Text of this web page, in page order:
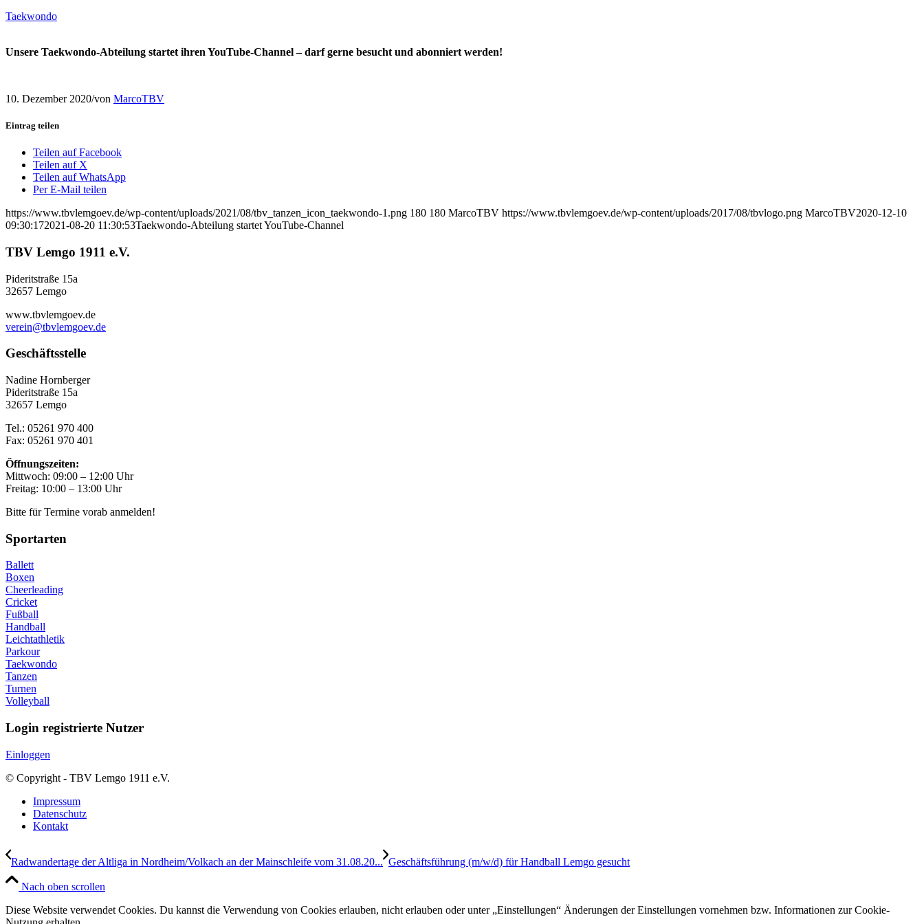
Taekwondo
Unsere Taekwondo-Abteilung startet ihren YouTube-Channel – darf gerne besucht und abonniert werden!
10. Dezember 2020/von MarcoTBV
Eintrag teilen
Teilen auf Facebook
Teilen auf X
Teilen auf WhatsApp
Per E-Mail teilen
https://www.tbvlemgoev.de/wp-content/uploads/2021/08/tbv_tanzen_icon_taekwondo-1.png 180 180 MarcoTBV https://www.tbvlemgoev.de/wp-content/uploads/2017/08/tbvlogo.png MarcoTBV2020-12-10
09:30:172021-08-20 11:30:53Taekwondo-Abteilung startet YouTube-Channel
TBV Lemgo 1911 e.V.
Pideritstraße 15a
32657 Lemgo
www.tbvlemgoev.de
verein@tbvlemgoev.de
Geschäftsstelle
Nadine Hornberger
Pideritstraße 15a
32657 Lemgo
Tel.: 05261 970 400
Fax: 05261 970 401
Öffnungszeiten:
Mittwoch: 09:00 – 12:00 Uhr
Freitag: 10:00 – 13:00 Uhr
Bitte für Termine vorab anmelden!
Sportarten
Ballett
Boxen
Cheerleading
Cricket
Fußball
Handball
Leichtathletik
Parkour
Taekwondo
Tanzen
Turnen
Volleyball
Login registrierte Nutzer
Einloggen
© Copyright - TBV Lemgo 1911 e.V.
Impressum
Datenschutz
Kontakt
Radwandertage der Altliga in Nordheim/Volkach an der Mainschleife vom 31.08.20... Geschäftsführung (m/w/d) für Handball Lemgo gesucht
Nach oben scrollen
Diese Website verwendet Cookies. Du kannst die Verwendung von Cookies erlauben, nicht erlauben oder unter „Einstellungen“ Änderungen der Einstellungen vornehmen bzw. Informationen zur Cookie-